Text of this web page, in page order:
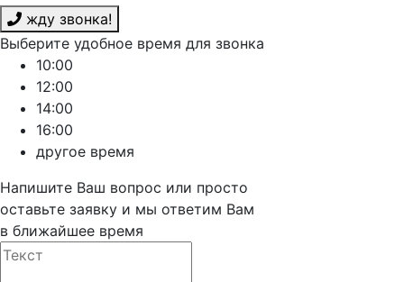
жду звонка!
Выберите удобное время для звонка
10:00
12:00
14:00
16:00
другое время
Напишите Ваш вопрос или просто
оставьте заявку и мы ответим Вам
в ближайшее время